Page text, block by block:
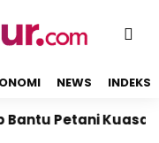
NEWS INDEKS
Kuasai